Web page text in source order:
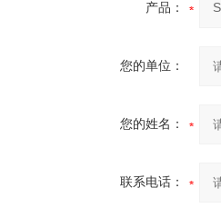
产品：
您的单位：
您的姓名：
联系电话：